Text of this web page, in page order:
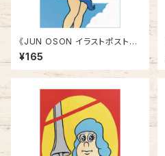
《JUN OSON イラストポストカ
ード》CJ-3／ ヴィーナス
¥165